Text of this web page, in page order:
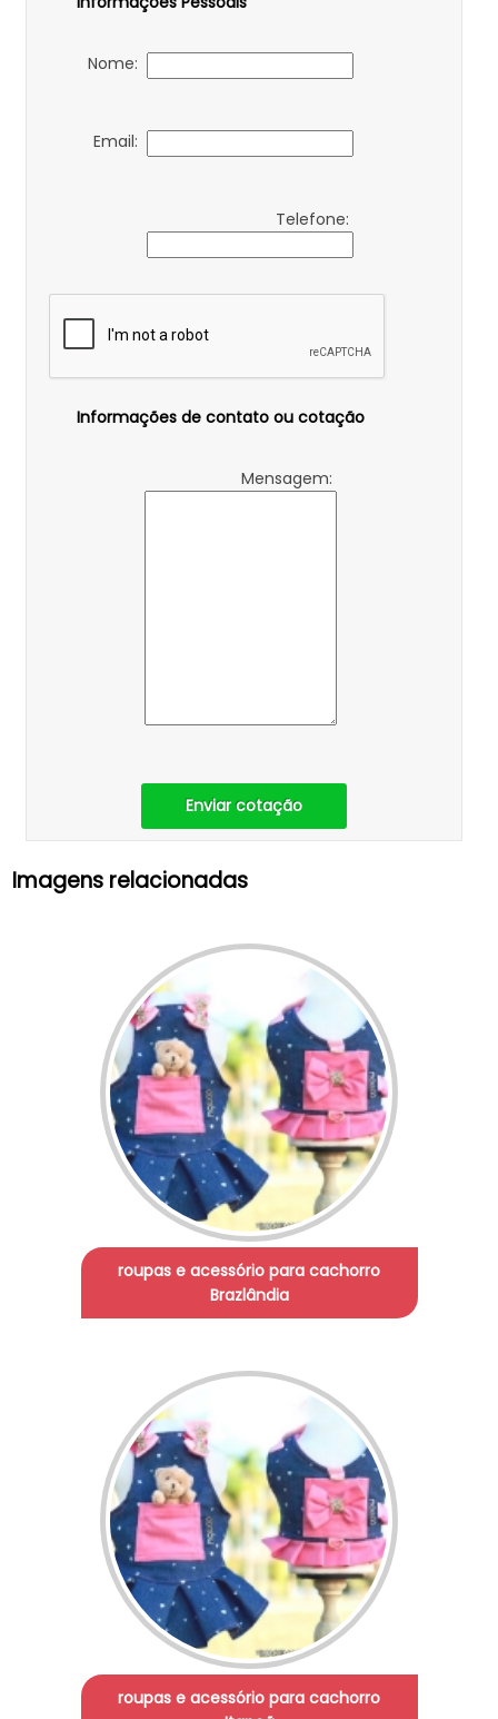
Nome:
Email:
Telefone:
Informações de contato ou cotação
Mensagem:
Enviar cotação
Imagens relacionadas
roupas e acessório para cachorro
Brazlândia
roupas e acessório para cachorro